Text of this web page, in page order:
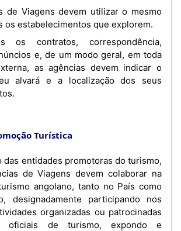
os estabelecimentos que explorem.
e, de um modo geral, em toda
as agências devem indicar o
alvará e a localização dos seus
Turística
de Viagens devem colaborar na
angolano, tanto no País como
designadamente participando nos
organizadas ou patrocinadas
oficiais de turismo, expondo e